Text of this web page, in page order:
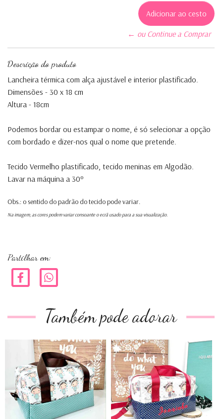
← ou Continue a Comprar
Descrição do produto
Lancheira térmica com alça ajustável e interior plastificado.
Dimensões - 30 x 18 cm
Altura - 18cm
Podemos bordar ou estampar o nome, é só selecionar a opção
com bordado e dizer-nos qual o nome que pretende.
Tecido Vermelho plastificado, tecido meninas em Algodão.
Lavar na máquina a 30º
Obs.: o sentido do padrão do tecido pode variar.
Na imagem, as cores podem variar consoante o ecrã usado para a sua visualização.
Partilhar em:
Também pode adorar